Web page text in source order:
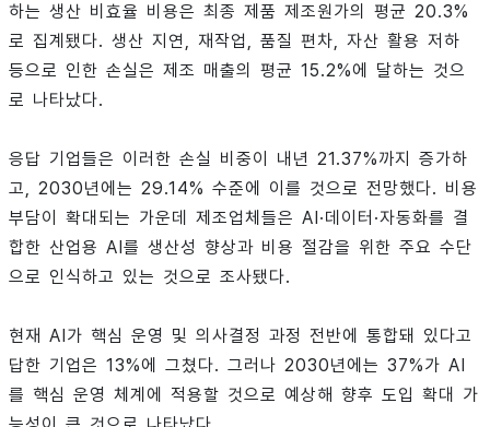
하는 생산 비효율 비용은 최종 제품 제조원가의 평균 20.3%
로 집계됐다. 생산 지연, 재작업, 품질 편차, 자산 활용 저하
등으로 인한 손실은 제조 매출의 평균 15.2%에 달하는 것으
로 나타났다.
응답 기업들은 이러한 손실 비중이 내년 21.37%까지 증가하
고, 2030년에는 29.14% 수준에 이를 것으로 전망했다. 비용
부담이 확대되는 가운데 제조업체들은 AI·데이터·자동화를 결
합한 산업용 AI를 생산성 향상과 비용 절감을 위한 주요 수단
으로 인식하고 있는 것으로 조사됐다.
현재 AI가 핵심 운영 및 의사결정 과정 전반에 통합돼 있다고
답한 기업은 13%에 그쳤다. 그러나 2030년에는 37%가 AI
를 핵심 운영 체계에 적용할 것으로 예상해 향후 도입 확대 가